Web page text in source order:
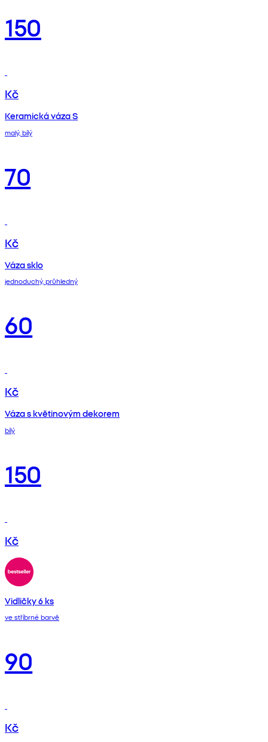
150
Kč
Keramická váza S
malý, bílý
70
Kč
Váza sklo
jednoduchý, průhledný
60
Kč
Váza s květinovým dekorem
bílý
150
Kč
Vidličky 6 ks
ve stříbrné barvě
90
Kč